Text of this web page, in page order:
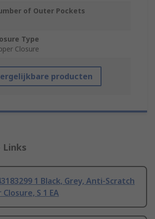
of Outer Pockets
Type
Closure
producten
Links
1 Black, Grey, Anti-Scratch
S 1 EA